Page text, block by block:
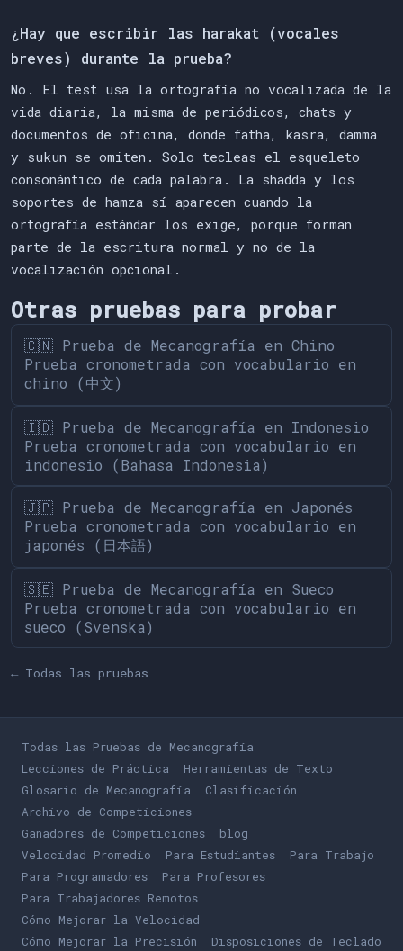
¿Hay que escribir las harakat (vocales
breves) durante la prueba?
No. El test usa la ortografía no vocalizada de la
vida diaria, la misma de periódicos, chats y
documentos de oficina, donde fatha, kasra, damma
y sukun se omiten. Solo tecleas el esqueleto
consonántico de cada palabra. La shadda y los
soportes de hamza sí aparecen cuando la
ortografía estándar los exige, porque forman
parte de la escritura normal y no de la
vocalización opcional.
Otras pruebas para probar
🇨🇳 Prueba de Mecanografía en Chino
Prueba cronometrada con vocabulario en
chino (中文)
🇮🇩 Prueba de Mecanografía en Indonesio
Prueba cronometrada con vocabulario en
indonesio (Bahasa Indonesia)
🇯🇵 Prueba de Mecanografía en Japonés
Prueba cronometrada con vocabulario en
japonés (日本語)
🇸🇪 Prueba de Mecanografía en Sueco
Prueba cronometrada con vocabulario en
sueco (Svenska)
← Todas las pruebas
Todas las Pruebas de Mecanografía
Lecciones de Práctica
Herramientas de Texto
Glosario de Mecanografía
Clasificación
Archivo de Competiciones
Ganadores de Competiciones
blog
Velocidad Promedio
Para Estudiantes
Para Trabajo
Para Programadores
Para Profesores
Para Trabajadores Remotos
Cómo Mejorar la Velocidad
Cómo Mejorar la Precisión
Disposiciones de Teclado